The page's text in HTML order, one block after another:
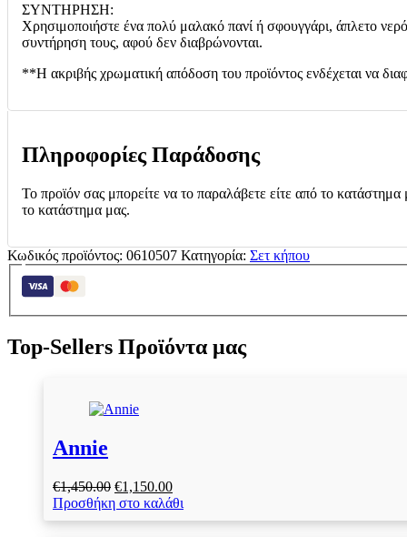
ΣΥΝΤΗΡΗΣΗ:
Χρησιμοποιήστε ένα πολύ μαλακό πανί ή σφουγγάρι, άπλετο
συντήρηση τους, αφού δεν διαβρώνονται.
**Η ακριβής χρωματική απόδοση του προϊόντος ενδέχεται να
Πληροφορίες Παράδοσης
Το προϊόν σας μπορείτε να το παραλάβετε είτε από το
το κατάστημα μας.
Κωδικός προϊόντος: 0610507 Κατηγορία: Σετ κήπου
Top-Sellers Προϊόντα μας
Annie
€1,450.00 Original
price
was:
€1,150.00Η
τρέχουσα
τιμή
Προσθήκη στο καλάθι